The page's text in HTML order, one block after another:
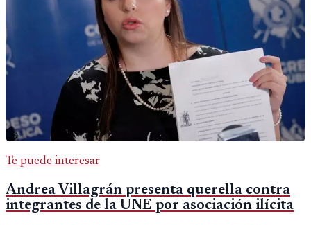
Te puede interesar
Andrea Villagrán presenta querella contra
integrantes de la UNE por asociación ilícita